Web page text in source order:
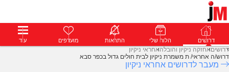
דרושים פרופילים הודעות פרימיום דרושים הלוח שלי התראות מועדפים עוד
דרושיםאחזקה ניקיון והובלהאחראי ניקיון
דרוש/ה אחראי/ ת משמרת ניקיון לבית חולים גדול בכפר סבא
מעבר לדרושים אחראי ניקיון